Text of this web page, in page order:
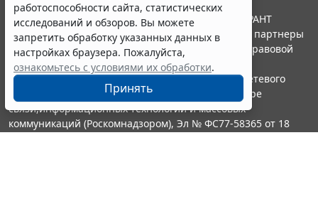
работоспособности сайта, статистических
исследований и обзоров. Вы можете
запретить обработку указанных данных в
настройках браузера. Пожалуйста,
ознакомьтесь с условиями их обработки.
Принять
© ООО "НПП "ГАРАНТ-СЕРВИС", 2026. Система ГАРАНТ
выпускается с 1990 года. Компания "Гарант" и ее партнеры
являются участниками Российской ассоциации правовой
информации ГАРАНТ.
Портал ГАРАНТ.РУ зарегистрирован в качестве сетевого
издания Федеральной службой по надзору в сфере
связи,информационных технологий и массовых
коммуникаций (Роскомнадзором), Эл № ФС77-58365 от 18